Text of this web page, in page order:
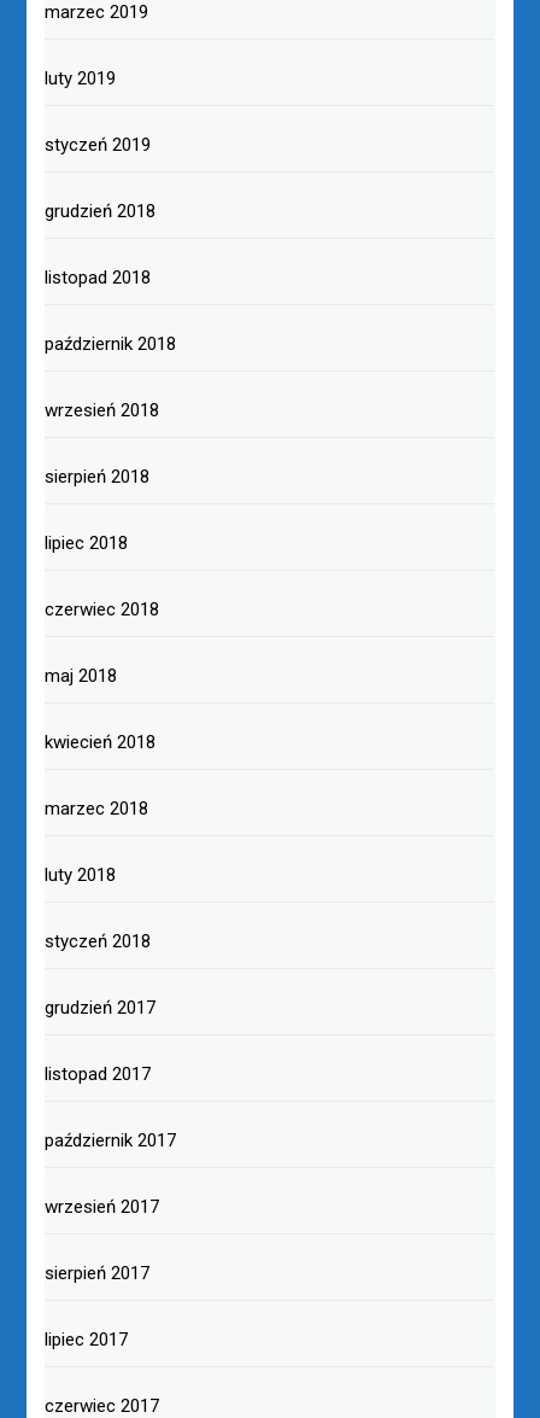
marzec 2019
luty 2019
styczeń 2019
grudzień 2018
listopad 2018
październik 2018
wrzesień 2018
sierpień 2018
lipiec 2018
czerwiec 2018
maj 2018
kwiecień 2018
marzec 2018
luty 2018
styczeń 2018
grudzień 2017
listopad 2017
październik 2017
wrzesień 2017
sierpień 2017
lipiec 2017
czerwiec 2017